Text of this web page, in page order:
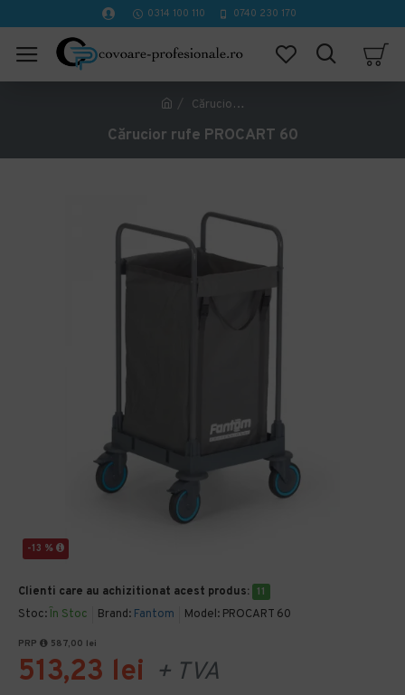
0314 100 110 0740 230 170
Cărucior rufe PROCART 60
Cărucior rufe PROCART 60
-13 %
Clienti care au achizitionat acest produs: 11
Stoc: În Stoc Brand: Fantom Model: PROCART 60
PRP 587,00 lei
513,23 lei + TVA